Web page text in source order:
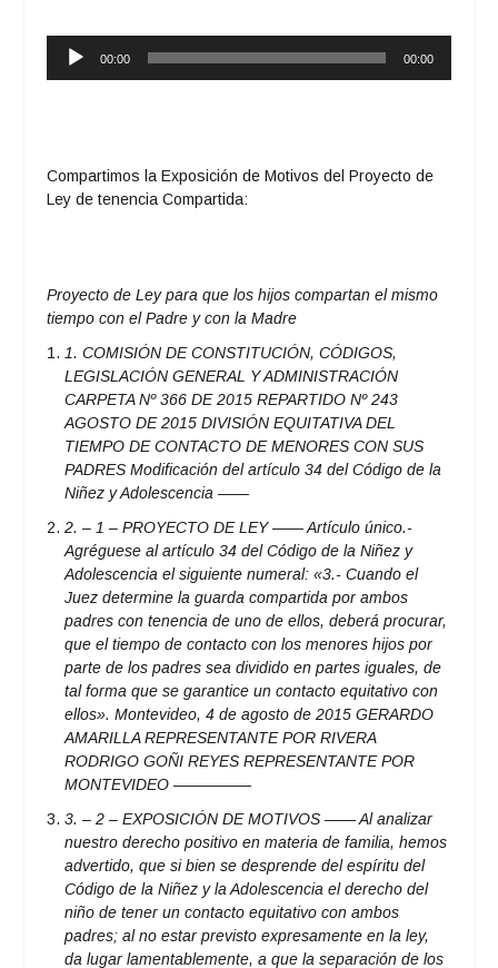
Reproductor
00:00 00:00
Compartimos la Exposición de Motivos del Proyecto de
Ley de tenencia Compartida:
Proyecto de Ley para que los hijos compartan el mismo
tiempo con el Padre y con la Madre
1. COMISIÓN DE CONSTITUCIÓN, CÓDIGOS,
LEGISLACIÓN GENERAL Y ADMINISTRACIÓN
CARPETA Nº 366 DE 2015 REPARTIDO Nº 243
AGOSTO DE 2015 DIVISIÓN EQUITATIVA DEL
TIEMPO DE CONTACTO DE MENORES CON SUS
PADRES Modificación del artículo 34 del Código de la
Niñez y Adolescencia ——
2.– 1 – PROYECTO DE LEY —— Artículo único.-
Agréguese al artículo 34 del Código de la Niñez y
Adolescencia el siguiente numeral: «3.- Cuando el
Juez determine la guarda compartida por ambos
padres con tenencia de uno de ellos, deberá procurar,
que el tiempo de contacto con los menores hijos por
parte de los padres sea dividido en partes iguales, de
tal forma que se garantice un contacto equitativo con
ellos». Montevideo, 4 de agosto de 2015 GERARDO
AMARILLA REPRESENTANTE POR RIVERA
RODRIGO GOÑI REYES REPRESENTANTE POR
MONTEVIDEO —————
3.– 2 – EXPOSICIÓN DE MOTIVOS —— Al analizar
nuestro derecho positivo en materia de familia, hemos
advertido, que si bien se desprende del espíritu del
Código de la Niñez y la Adolescencia el derecho del
niño de tener un contacto equitativo con ambos
padres; al no estar previsto expresamente en la ley,
da lugar lamentablemente, a que la separación de los